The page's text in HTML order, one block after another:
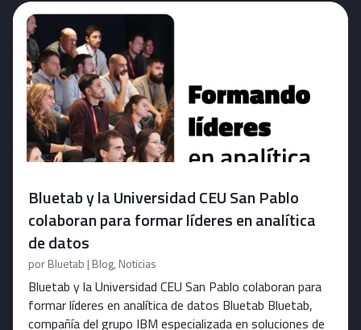
Bluetab y la Universidad CEU San Pablo
colaboran para formar líderes en analítica
de datos
porBluetab | Blog, Noticias
Bluetab y la Universidad CEU San Pablo colaboran para
formar líderes en analítica de datos Bluetab Bluetab,
compañía del grupo IBM especializada en soluciones de